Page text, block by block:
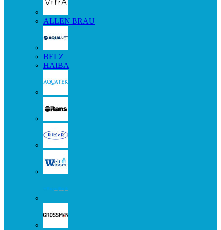
ALLEN BRAU
BELZ
HAIBA